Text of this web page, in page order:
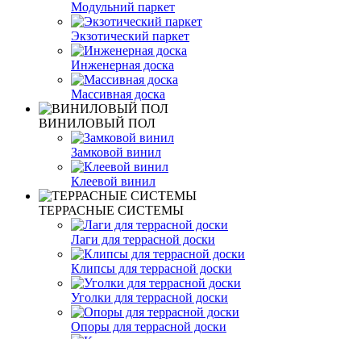
Модульний паркет
Экзотический паркет
Инженерная доска
Массивная доска
ВИНИЛОВЫЙ ПОЛ
Замковой винил
Клеевой винил
ТЕРРАСНЫЕ СИСТЕМЫ
Лаги для террасной доски
Клипсы для террасной доски
Уголки для террасной доски
Опоры для террасной доски